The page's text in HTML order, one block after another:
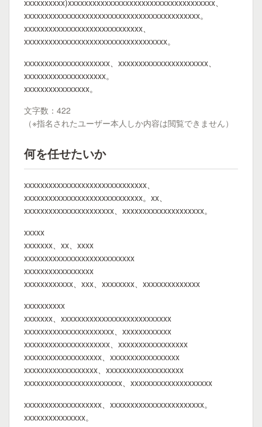
xxxxxxxxxx)xxxxxxxxxxxxxxxxxxxxxxxxxxxxxxxxxxxx、
xxxxxxxxxxxxxxxxxxxxxxxxxxxxxxxxxxxxxxxxxxx。
xxxxxxxxxxxxxxxxxxxxxxxxxxxxx、
xxxxxxxxxxxxxxxxxxxxxxxxxxxxxxxxxxx。
xxxxxxxxxxxxxxxxxxxxx、xxxxxxxxxxxxxxxxxxxxxx、
xxxxxxxxxxxxxxxxxxxx。
xxxxxxxxxxxxxxxx。
文字数：422
（※指名されたユーザー本人しか内容は閲覧できません）
何を任せたいか
xxxxxxxxxxxxxxxxxxxxxxxxxxxxxx、
xxxxxxxxxxxxxxxxxxxxxxxxxxxxx。xx、
xxxxxxxxxxxxxxxxxxxxxx、xxxxxxxxxxxxxxxxxxxx。
xxxxx
xxxxxxx、xx、xxxx
xxxxxxxxxxxxxxxxxxxxxxxxxxx
xxxxxxxxxxxxxxxxx
xxxxxxxxxxxx、xxx、xxxxxxxx、xxxxxxxxxxxxxx
xxxxxxxxxx
xxxxxxx、xxxxxxxxxxxxxxxxxxxxxxxxxxx
xxxxxxxxxxxxxxxxxxxxxx、xxxxxxxxxxxx
xxxxxxxxxxxxxxxxxxxxx、xxxxxxxxxxxxxxxxx
xxxxxxxxxxxxxxxxxxx、xxxxxxxxxxxxxxxxx
xxxxxxxxxxxxxxxxxx、xxxxxxxxxxxxxxxxxxx
xxxxxxxxxxxxxxxxxxxxxxxx、xxxxxxxxxxxxxxxxxxxx
xxxxxxxxxxxxxxxxxxx、xxxxxxxxxxxxxxxxxxxxxxx。
xxxxxxxxxxxxxxx。